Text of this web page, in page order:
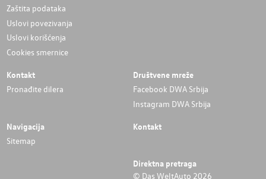
Zaštita podataka
Uslovi povezivanja
Uslovi korišćenja
Cookies smernice
Kontakt
Pronađite dilera
Društvene mreže
Facebook DWA Srbija
Instagram DWA Srbija
Navigacija
Sitemap
Kontakt
Direktna pretraga
© Das WeltAuto 2026